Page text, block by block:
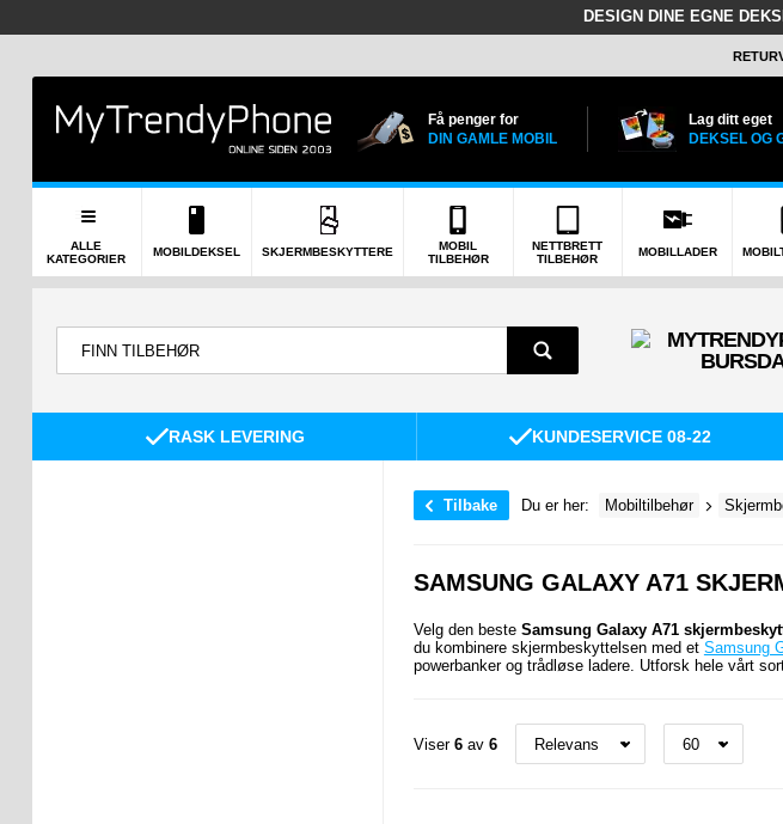
DESIGN DINE EGNE
Få penger for
DIN GAMLE MOBIL
Lag ditt eget
DEKSEL OG
ALLE
KATEGORIER
MOBILDEKSEL SKJERMBESKYTTERE
MOBIL
TILBEHØR
NETTBRETT
TILBEHØR
MOBILLADER
RASK LEVERING KUNDESERVICE 08-22
Tilbake Du er her: Mobiltilbehør
SAMSUNG GALAXY A71
Velg den beste Samsung Galaxy A71
du kombinere skjermbeskyttelsen med et Samsung
powerbanker og trådløse ladere. Utforsk hele vårt
Viser 6av 6